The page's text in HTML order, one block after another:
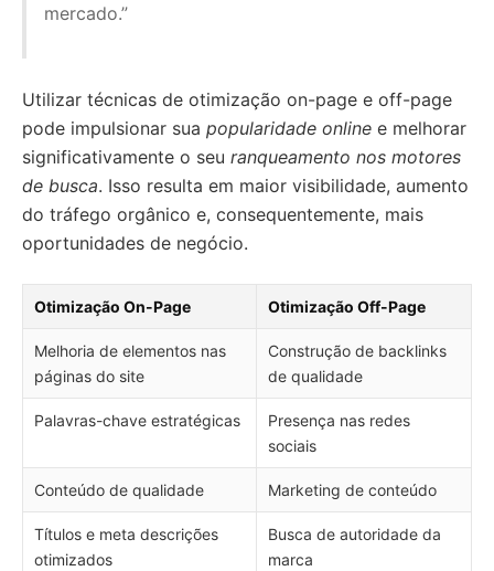
mercado.”
Utilizar técnicas de otimização on-page e off-page
pode impulsionar sua popularidade online e melhorar
significativamente o seu ranqueamento nos motores
de busca. Isso resulta em maior visibilidade, aumento
do tráfego orgânico e, consequentemente, mais
oportunidades de negócio.
Otimização On-Page Otimização Off-Page
Melhoria de elementos nas
páginas do site
Construção de backlinks
de qualidade
Palavras-chave estratégicas
Presença nas redes
sociais
Conteúdo de qualidade Marketing de conteúdo
Títulos e meta descrições
otimizados
Busca de autoridade da
marca